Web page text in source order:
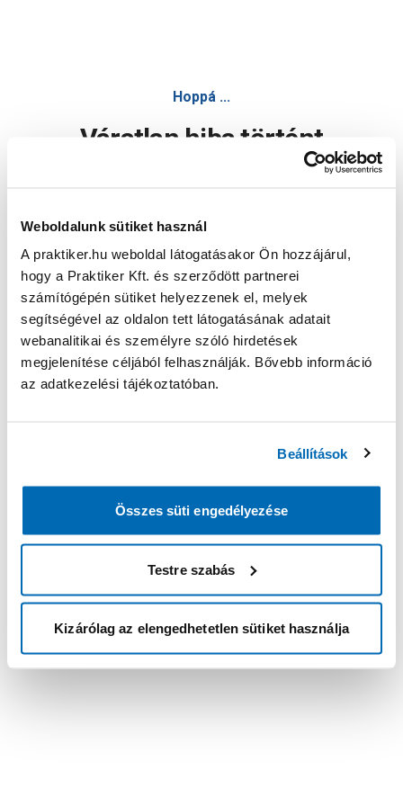
Weboldalunk sütiket használ
A praktiker.hu weboldal látogatásakor Ön hozzájárul,
hogy a Praktiker Kft. és szerződött partnerei
számítógépén sütiket helyezzenek el, melyek
segítségével az oldalon tett látogatásának adatait
webanalitikai és személyre szóló hirdetések
megjelenítése céljából felhasználják. Bővebb információ
az adatkezelési tájékoztatóban.
Beállítások
Összes süti engedélyezése
Testre szabás
Kizárólag az elengedhetetlen sütiket használja
Hoppá ...
Váratlan hiba történt
Oldal újratöltése